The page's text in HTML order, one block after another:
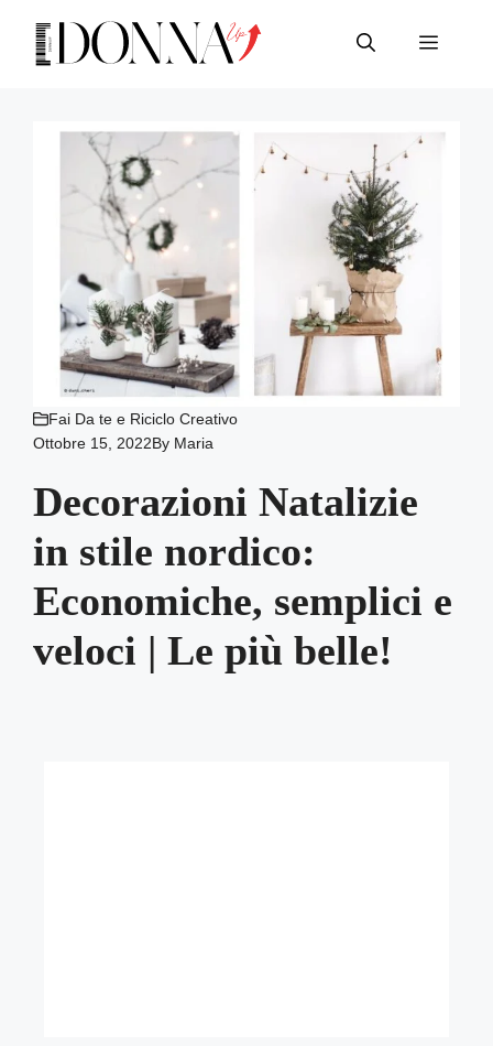
contenuto
Menu
Fai Da te e Riciclo Creativo
Ottobre 15, 2022By Maria
Decorazioni Natalizie
in stile nordico:
Economiche, semplici e
veloci | Le più belle!